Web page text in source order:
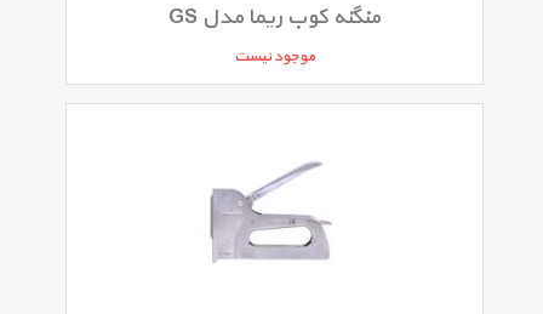
منگنه کوب ریما مدل GS
موجود نیست